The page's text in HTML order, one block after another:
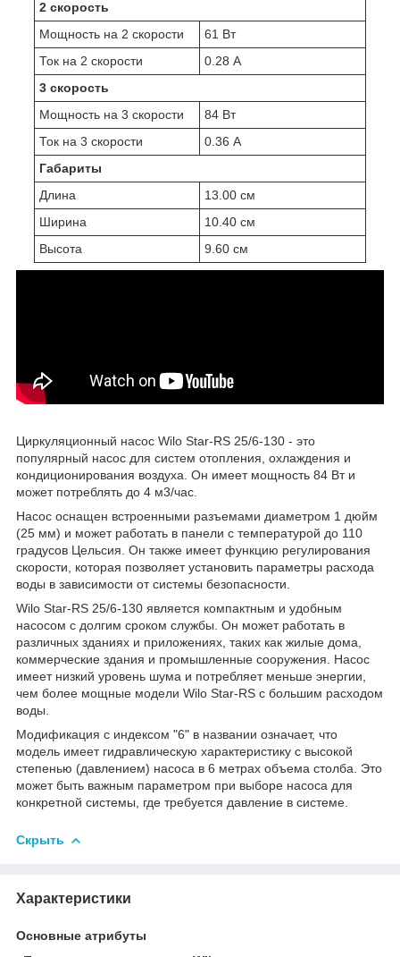
2 скорость
Мощность на 2 скорости
61 Вт
Ток на 2 скорости
0.28 А
3 скорость
Мощность на 3 скорости
84 Вт
Ток на 3 скорости
0.36 А
Габариты
Длина
13.00 см
Ширина
10.40 см
Высота
9.60 см
Циркуляционный насос Wilo Star-RS 25/6-130 - это
популярный насос для систем отопления, охлаждения и
кондиционирования воздуха. Он имеет мощность 84 Вт и
может потреблять до 4 м3/час.
Насос оснащен встроенными разъемами диаметром 1 дюйм
(25 мм) и может работать в панели с температурой до 110
градусов Цельсия. Он также имеет функцию регулирования
скорости, которая позволяет установить параметры расхода
воды в зависимости от системы безопасности.
Wilo Star-RS 25/6-130 является компактным и удобным
насосом с долгим сроком службы. Он может работать в
различных зданиях и приложениях, таких как жилые дома,
коммерческие здания и промышленные сооружения. Насос
имеет низкий уровень шума и потребляет меньше энергии,
чем более мощные модели Wilo Star-RS с большим расходом
воды.
Модификация с индексом "6" в названии означает, что
модель имеет гидравлическую характеристику с высокой
степенью (давлением) насоса в 6 метрах объема столба. Это
может быть важным параметром при выборе насоса для
конкретной системы, где требуется давление в системе.
Скрыть
Характеристики
Основные атрибуты